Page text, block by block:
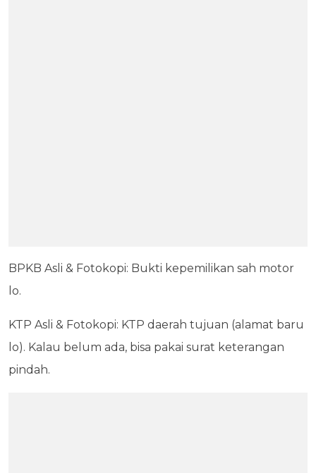
BPKB Asli & Fotokopi: Bukti kepemilikan sah motor
lo.
KTP Asli & Fotokopi: KTP daerah tujuan (alamat baru
lo). Kalau belum ada, bisa pakai surat keterangan
pindah.